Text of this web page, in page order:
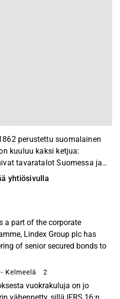
perustettu suomalainen
kuuluu kaksi ketjua:
tavaratalot Suomessa ja
jonka päämarkkinat
yhtiösivulla
a part of the corporate
Lindex Group plc has
of senior secured bonds to
- Kelmeelä 2
vuokrakuluja on jo